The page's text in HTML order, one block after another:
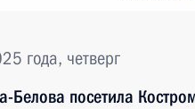
года, четверг
Белова посетила